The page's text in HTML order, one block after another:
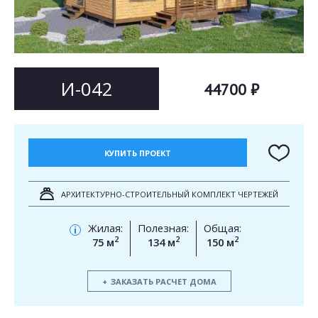
И-042 44700 ₽
КУПИТЬ ПРОЕКТ
АРХИТЕКТУРНО-СТРОИТЕЛЬНЫЙ КОМПЛЕКТ ЧЕРТЕЖЕЙ
i
Жилая:
75 м2
Полезная:
134 м2
Общая:
150 м2
ЗАКАЗАТЬ РАСЧЕТ ДОМА
Согласен на обработку персональных данных
Согласен на обработку персональных данных
This site is protected by reCAPTCHA and the GooglePrivacy PolicyandTerms of Service
apply.